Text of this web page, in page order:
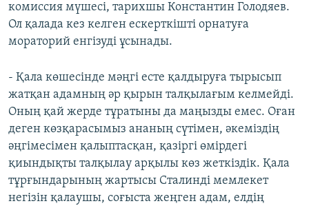
комиссия мүшесі, тарихшы Константин Голодяев.
Ол қалада кез келген ескерткішті орнатуға
мораторий енгізуді ұсынады.
- Қала көшесінде мәңгі есте қалдыруға тырысып
жатқан адамның әр қырын талқылағым келмейді.
Оның қай жерде тұратыны да маңызды емес. Оған
деген көзқарасымыз ананың сүтімен, әкеміздің
әңгімесімен қалыптасқан, қазіргі өмірдегі
қиындықты талқылау арқылы көз жеткіздік. Қала
тұрғындарының жартысы Сталинді мемлекет
негізін қалаушы, соғыста жеңген адам, елдің